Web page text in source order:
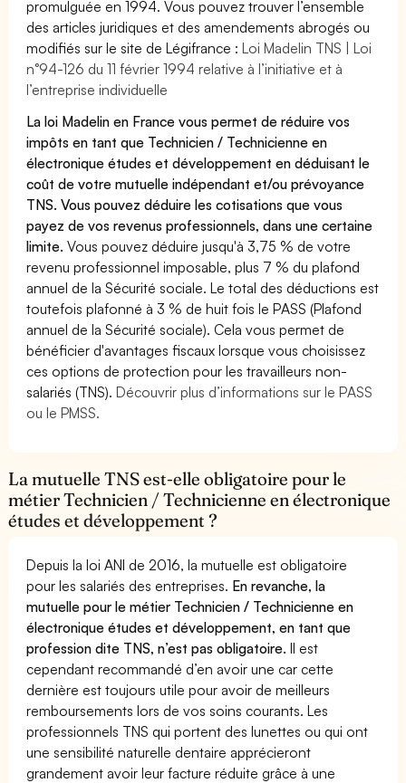
promulguée en 1994. Vous pouvez trouver l’ensemble
des articles juridiques et des amendements abrogés ou
modifiés sur le site de Légifrance :Loi Madelin TNS | Loi
n°94-126 du 11 février 1994 relative à l’initiative et à
l’entreprise individuelle
La loi Madelin en France vous permet de réduire vos
impôts en tant que Technicien / Technicienne en
électronique études et développement en déduisant le
coût de votre mutuelle indépendant et/ou prévoyance
TNS. Vous pouvez déduire les cotisations que vous
payez de vos revenus professionnels, dans une certaine
limite.Vous pouvez déduire jusqu'à 3,75 % de votre
revenu professionnel imposable, plus 7 % du plafond
annuel de la Sécurité sociale. Le total des déductions est
toutefois plafonné à 3 % de huit fois le PASS (Plafond
annuel de la Sécurité sociale). Cela vous permet de
bénéficier d'avantages fiscaux lorsque vous choisissez
ces options de protection pour les travailleurs non-
salariés (TNS).Découvrir plus d’informations sur le PASS
ou le PMSS.
La mutuelle TNS est-elle obligatoire pour le
métier Technicien / Technicienne en électronique
études et développement ?
Depuis la loi ANI de 2016, la mutuelle est obligatoire
pour les salariés des entreprises. En revanche, la
mutuelle pour le métier Technicien / Technicienne en
électronique études et développement, en tant que
profession dite TNS, n’est pas obligatoire.Il est
cependant recommandé d’en avoir une car cette
dernière est toujours utile pour avoir de meilleurs
remboursements lors de vos soins courants. Les
professionnels TNS qui portent des lunettes ou qui ont
une sensibilité naturelle dentaire apprécieront
grandement avoir leur facture réduite grâce à une